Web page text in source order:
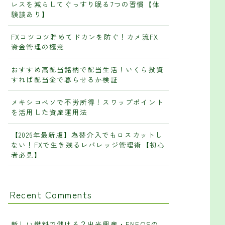
レスを減らしてぐっすり眠る7つの習慣【体
験談あり】
FXコツコツ貯めてドカンを防ぐ！カメ流FX
資金管理の極意
おすすめ高配当銘柄で配当生活！いくら投資
すれば配当金で暮らせるか検証
メキシコペソで不労所得！スワップポイント
を活用した資産運用法
【2026年最新版】為替介入でもロスカットし
ない！FXで生き残るレバレッジ管理術【初心
者必見】
Recent Comments